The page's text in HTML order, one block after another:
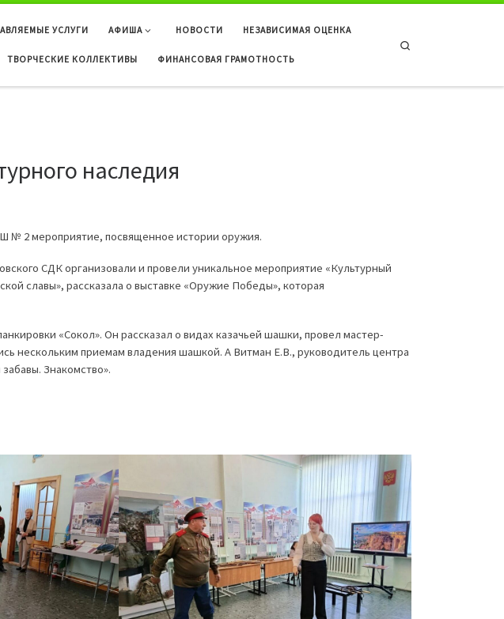
УСЛУГИ АФИША НОВОСТИ НЕЗАВИСИМАЯ ОЦЕНКА
ТВОРЧЕСКИЕ КОЛЛЕКТИВЫ ФИНАНСОВАЯ ГРАМОТНОСТЬ
наследия
2 мероприятие, посвященное истории оружия.
СДК организовали и провели уникальное мероприятие «Культурный
славы», рассказала о выставке «Оружие Победы», которая
«Сокол». Он рассказал о видах казачьей шашки, провел мастер-
нескольким приемам владения шашкой. А Витман Е.В., руководитель центра
Знакомство».